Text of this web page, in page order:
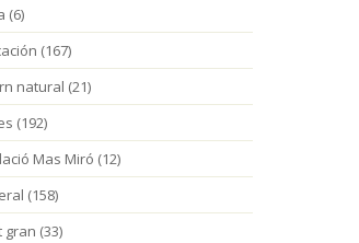
(6)
(167)
natural (21)
(192)
Mas Miró (12)
(158)
gran (33)